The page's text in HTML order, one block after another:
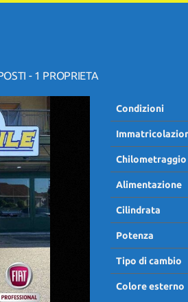
- 1 PROPRIETA
Condizioni
Chilometraggio
Alimentazione
Cilindrata
Potenza
Tipo di cambio
Colore esterno